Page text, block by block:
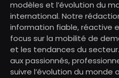
modèles et l’évolution du
international. Notre
information fiable, réactive
focus sur la mobilité de
et les tendances du
aux passionnés,
suivre l’évolution du